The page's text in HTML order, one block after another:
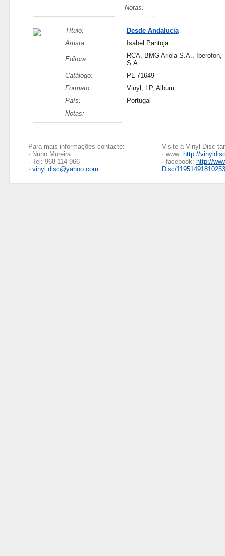
Notas:
Título:
Desde Andalucia
Artista:
Isabel Pantoja
Editora:
RCA, BMG Ariola S.A., Iberofon,
S.A.
Catálogo:
PL-71649
Formato:
Vinyl, LP, Album
País:
Portugal
Notas:
Para mais informações contacte:
· Nuno Moreira
· Tel: 968 114 966
· vinyl.disc@yahoo.com
Visite a Vinyl Disc
· www: http://
· facebook: http://
Disc/